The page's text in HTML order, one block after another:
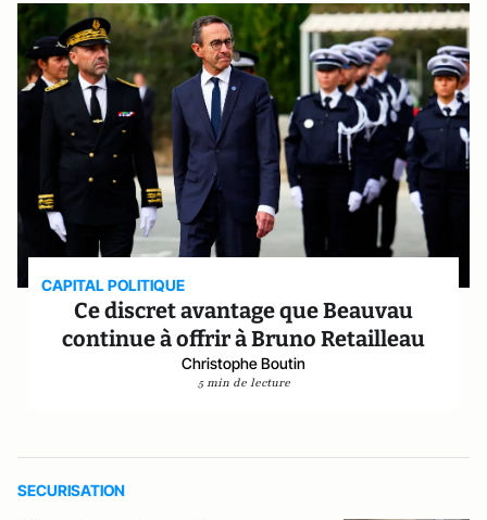
CAPITAL POLITIQUE
Ce discret avantage que Beauvau
continue à offrir à Bruno Retailleau
Christophe Boutin
5 min de lecture
SECURISATION